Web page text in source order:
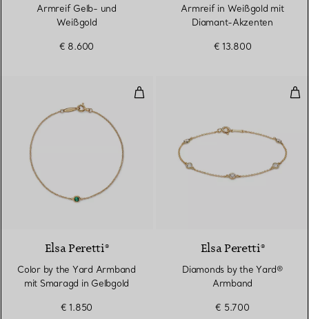
Armreif Gelb- und
Weißgold
€ 8.600
Armreif in Weißgold mit
Diamant-Akzenten
€ 13.800
Color by the Yard Armband mit
Elsa Peretti®
Color by the Yard Armband
mit Smaragd in Gelbgold
€ 1.850
Elsa Peretti®
Diamonds by the Yard®
Armband
€ 5.700